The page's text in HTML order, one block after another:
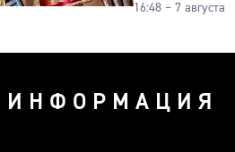
подделку от
16:48 – 7 августа
ИНФОРМАЦИЯ